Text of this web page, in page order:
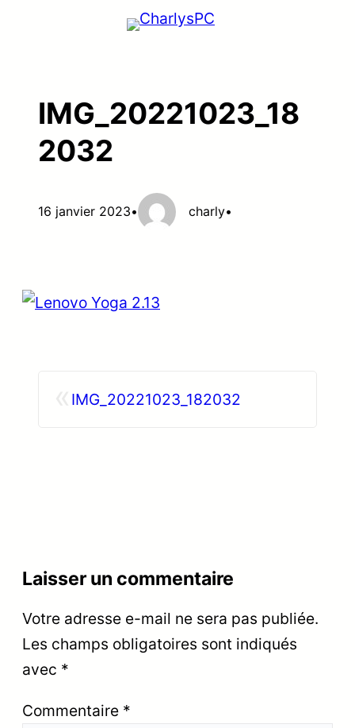
IMG_20221023_18
2032
16 janvier 2023• charly•
IMG_20221023_182032
Laisser un commentaire
Votre adresse e-mail ne sera pas publiée.
Les champs obligatoires sont indiqués
avec *
Commentaire *